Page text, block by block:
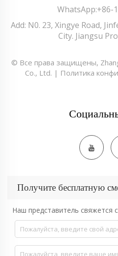
WhatsApp:+86-
Add: N0. 23, Xingye Road,
City. Jiangsu
© Все права защищены,
Co., Ltd. | Политика
Получите бесплатную
Наш представитель свяжется